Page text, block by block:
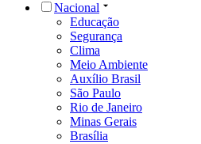
Nacional
Educação
Segurança
Clima
Meio Ambiente
Auxílio Brasil
São Paulo
Rio de Janeiro
Minas Gerais
Brasília